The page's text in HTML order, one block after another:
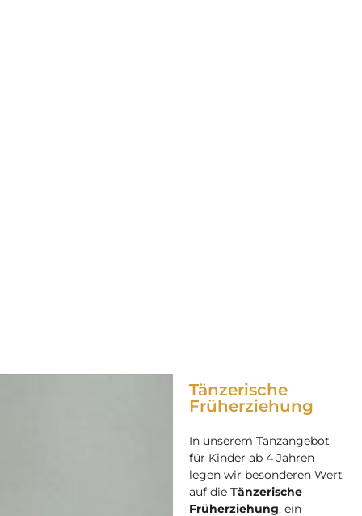
Tänzerische
Früherziehung
In unserem Tanzangebot
für Kinder ab 4 Jahren
legen wir besonderen Wert
auf die Tänzerische
Früherziehung, ein